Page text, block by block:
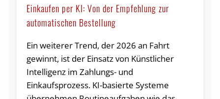
Einkaufen per KI: Von der Empfehlung zur
automatischen Bestellung
Ein weiterer Trend, der 2026 an Fahrt
gewinnt, ist der Einsatz von Künstlicher
Intelligenz im Zahlungs- und
Einkaufsprozess. KI-basierte Systeme